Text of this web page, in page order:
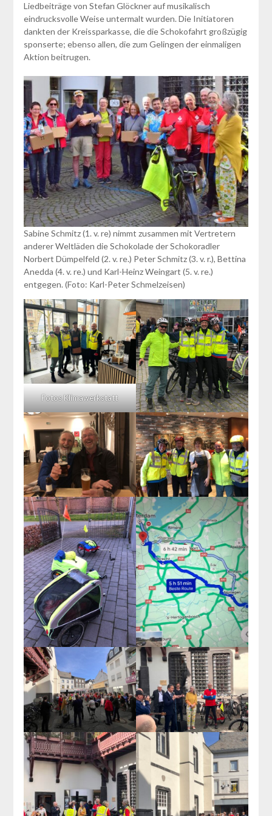
Liedbeiträge von Stefan Glöckner auf musikalisch
eindrucksvolle Weise untermalt wurden. Die Initiatoren
dankten der Kreissparkasse, die die Schokofahrt großzügig
sponserte; ebenso allen, die zum Gelingen der einmaligen
Aktion beitrugen.
Sabine Schmitz (1. v. re) nimmt zusammen mit Vertretern
anderer Weltläden die Schokolade der Schokoradler
Norbert Dümpelfeld (2. v. re.) Peter Schmitz (3. v. r.), Bettina
Anedda (4. v. re.) und Karl-Heinz Weingart (5. v. re.)
entgegen. (Foto: Karl-Peter Schmelzeisen)
Fotos Klimawerkstatt